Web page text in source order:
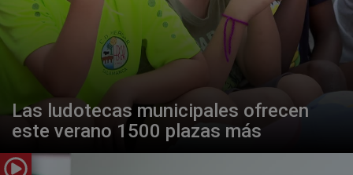
Las ludotecas municipales ofrecen
este verano 1500 plazas más